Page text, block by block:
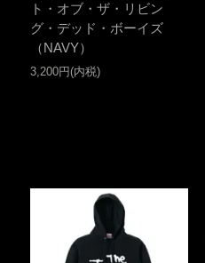
ト・オブ・ザ・リビン
グ・デッド・ボーイズ
（NAVY）
3,200円(内税)